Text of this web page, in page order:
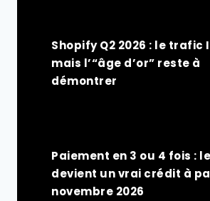
Shopify Q2 2026 : le trafic
mais l’“âge d’or” reste à
démontrer
Paiement en 3 ou 4 fois : le
devient un vrai crédit à
novembre 2026